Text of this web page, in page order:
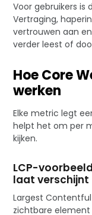
Voor gebruikers is
Vertraging,
vertrouwen aan
verder leest of
Hoe Core
werken
Elke metric legt
helpt het om per
kijken.
LCP-
laat verschijnt
Largest
zichtbare element